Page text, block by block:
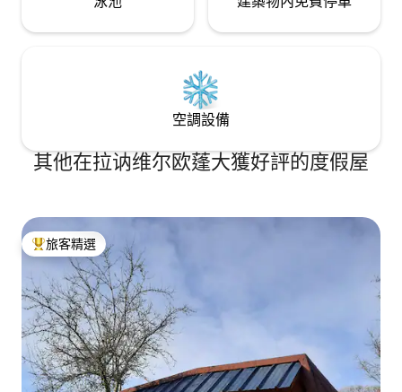
空調設備
其他在拉讷维尔欧蓬大獲好評的度假屋
旅客精選榜首
旅客精選